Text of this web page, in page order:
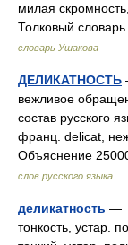
милая
Толковый
словарь Ушакова
ДЕЛИКАТНОСТЬ
вежливое
состав русского
франц. delicat,
Объяснение
слов русского языка
деликатность —
тонкость, устар.